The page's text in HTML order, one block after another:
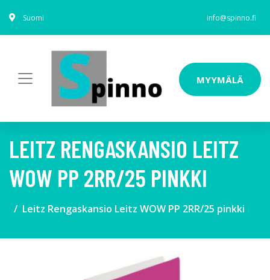
Suomi info@spinno.fi
MYYMÄLÄ
LEITZ RENGASKANSIO LEITZ
WOW PP 2RR/25 PINKKI
Leitz Rengaskansio Leitz WOW PP 2RR/25 pinkki